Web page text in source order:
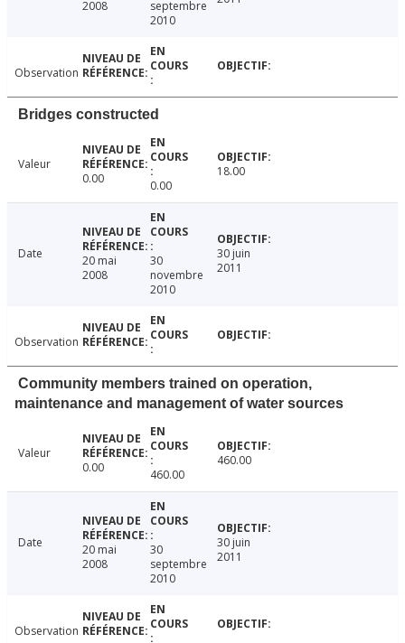
2008
septembre
2010
Observation
Bridges constructed
Valeur
0.00
0.00
18.00
Date
20 mai
2008
30
novembre
2010
30 juin
2011
Observation
Community members trained on operation,
maintenance and management of water sources
Valeur
0.00
460.00
460.00
Date
20 mai
2008
30
septembre
2010
30 juin
2011
Observation